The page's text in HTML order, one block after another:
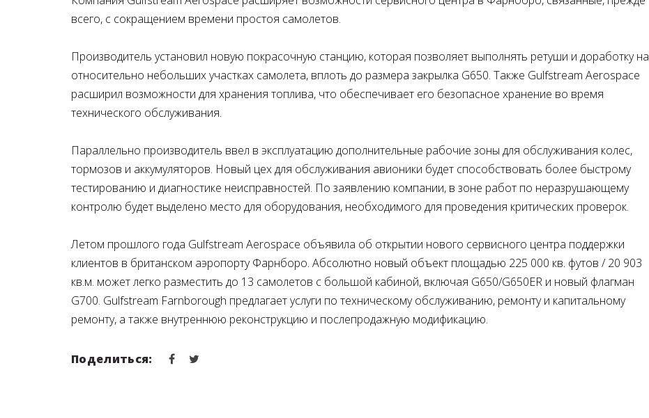
всего, с сокращением времени простоя самолетов.
Производитель установил новую покрасочную станцию, которая позволяет выполнять ретуши и доработку на
относительно небольших участках самолета, вплоть до размера закрылка G650. Также Gulfstream Aerospace
расширил возможности для хранения топлива, что обеспечивает его безопасное хранение во время
технического обслуживания.
Параллельно производитель ввел в эксплуатацию дополнительные рабочие зоны для обслуживания колес,
тормозов и аккумуляторов. Новый цех для обслуживания авионики будет способствовать более быстрому
тестированию и диагностике неисправностей. По заявлению компании, в зоне работ по неразрушающему
контролю будет выделено место для оборудования, необходимого для проведения критических проверок.
Летом прошлого года Gulfstream Aerospace объявила об открытии нового сервисного центра поддержки
клиентов в британском аэропорту Фарнборо. Абсолютно новый объект площадью 225 000 кв. футов / 20 903
кв.м. может легко разместить до 13 самолетов с большой кабиной, включая G650/G650ER и новый флагман
G700. Gulfstream Farnborough предлагает услуги по техническому обслуживанию, ремонту и капитальному
ремонту, а также внутреннюю реконструкцию и послепродажную модификацию.
Поделиться: